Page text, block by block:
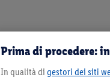
Prima di procedere:
In qualità di gestori dei siti